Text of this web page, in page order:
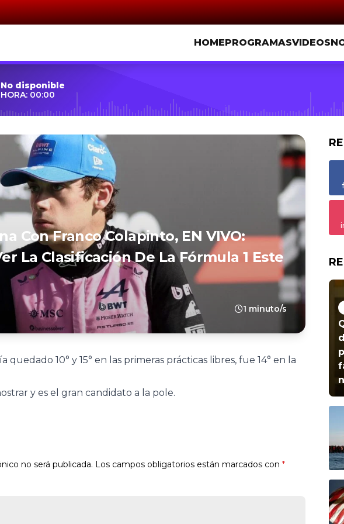
HOMEPROGRAMASVIDEOS
No disponible
HORA: 00:00
Con Franco Colapinto, EN VIVO:
La Clasificación De La Fórmula 1 Este
1 minuto/s
10° y 15° en las primeras prácticas libres, fue 14° en la
y es el gran candidato a la pole.
no será publicada. Los campos obligatorios están marcados con *